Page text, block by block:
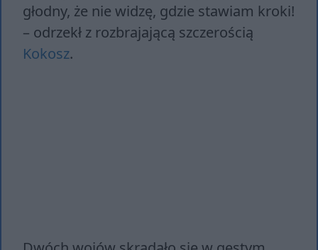
głodny, że nie widzę, gdzie stawiam kroki!
– odrzekł z rozbrajającą szczerością
Kokosz.